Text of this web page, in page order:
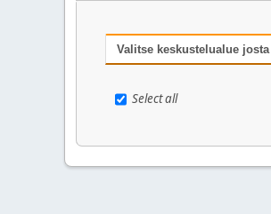
Valitse keskustelualue
Select all